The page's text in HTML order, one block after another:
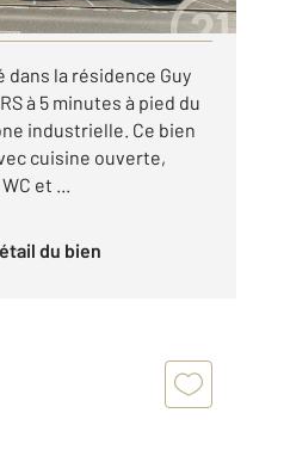
dans la résidence Guy
à 5 minutes à pied du
industrielle. Ce bien
cuisine ouverte,
et ...
du bien